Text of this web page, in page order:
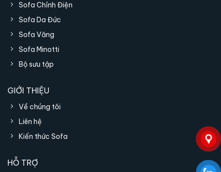
Sofa Chỉnh Điện
Sofa Da Đức
Sofa Văng
Sofa Minotti
Bộ sưu tập
GIỚI THIỆU
Về chúng tôi
Liên hệ
Kiến thức Sofa
HỖ TRỢ